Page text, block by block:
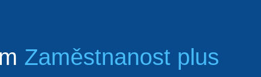
Zaměstnanost plus